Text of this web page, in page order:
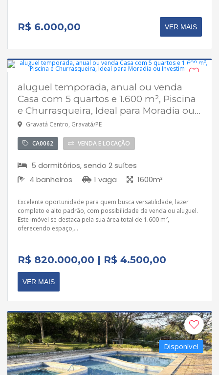
R$ 6.000,00 VER MAIS
Disponível
Aceita financiamento
aluguel temporada, anual ou venda
Casa com 5 quartos e 1.600 m², Piscina
e Churrasqueira, Ideal para Moradia ou...
Gravatá Centro, Gravatá/PE
CA0062 VENDA E LOCAÇÃO
5 dormitórios, sendo 2 suítes
4 banheiros
1 vaga 1600m²
Excelente oportunidade para quem busca versatilidade, lazer
completo e alto padrão, com possibilidade de venda ou aluguel.
Este imóvel se destaca pela sua área total de 1.600 m²,
oferecendo espaço,...
R$ 820.000,00 | R$ 4.500,00
VER MAIS
Disponível